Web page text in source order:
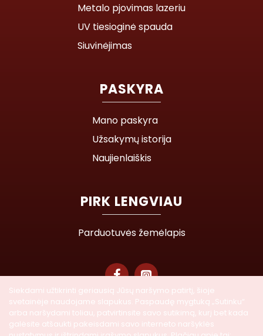
Siekdami užtikrinti geriausią Jūsų naršymo patirtį, šioje
svetainėje naudojame slapukus. Paspaudę mygtuką „Sutinku“
arba naršydami toliau, patvirtinsite savo sutikimą, kurį bet kada
galėsite atšaukti pakeisdami savo interneto naršyklės
Metalo pjovimas lazeriu
UV tiesioginė spauda
Siuvinėjimas
PASKYRA
Mano paskyra
Užsakymų istorija
Naujienlaiškis
PIRK LENGVIAU
Parduotuvės žemėlapis
© 2026 Lasegra UAB. Visos teisės saugomos